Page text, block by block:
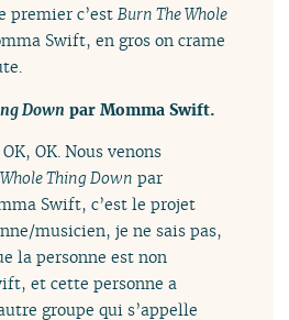
premier c’estBurn The Whole
Swift, en gros on crame
Down par Momma Swift.
OK, OK. Nous venons
Thing Down par
Swift, c’est le projet
musicien, je ne sais pas,
la personne est non
et cette personne a
groupe qui s’appelle